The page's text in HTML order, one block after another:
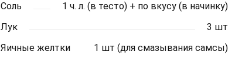
Соль
1 ч. л. (в тесто) + по вкусу (в начинку)
Лук
3 шт
Яичные желтки
1 шт (для смазывания самсы)